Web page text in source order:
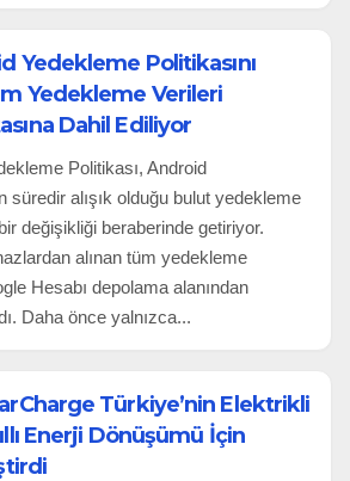
Yedekleme Politikasını
Yedekleme Verileri
Dahil Ediliyor
Politikası, Android
süredir alışık olduğu bulut yedekleme
değişikliği beraberinde getiriyor.
alınan tüm yedekleme
Hesabı depolama alanından
Daha önce yalnızca...
Türkiye’nin Elektrikli
Enerji Dönüşümü İçin